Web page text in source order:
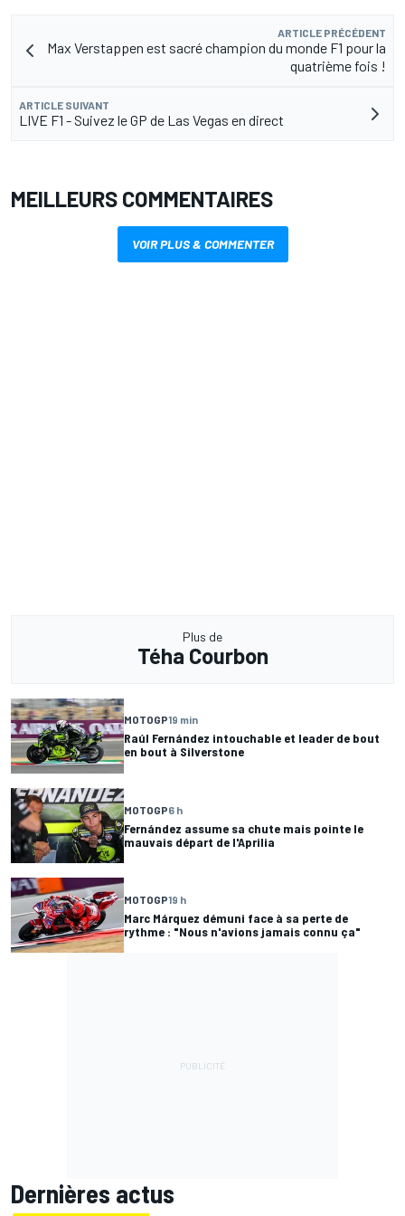
ARTICLE PRÉCÉDENT
Max Verstappen est sacré champion du monde F1 pour la
quatrième fois !
ARTICLE SUIVANT
LIVE F1 - Suivez le GP de Las Vegas en direct
MEILLEURS COMMENTAIRES
VOIR PLUS & COMMENTER
Plus de
Téha Courbon
MOTOGP19 min
Raúl Fernández intouchable et leader de bout
en bout à Silverstone
MOTOGP6 h
Fernández assume sa chute mais pointe le
mauvais départ de l'Aprilia
MOTOGP19 h
Marc Márquez démuni face à sa perte de
rythme : "Nous n'avions jamais connu ça"
Dernières actus